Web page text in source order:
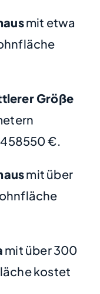
mit etwa
Größe
€.
mit über
mit über 300
kostet